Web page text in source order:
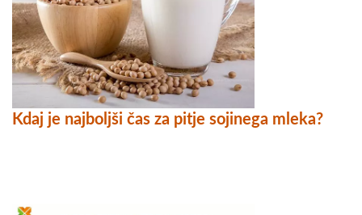
Kdaj je najboljši čas za pitje sojinega mleka?